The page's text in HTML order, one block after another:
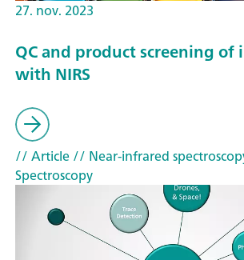
27. nov. 2023
QC and product screening
with NIRS
// Article// Near-infrared
Spectroscopy